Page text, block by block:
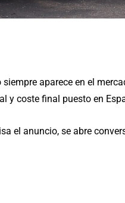
aparece en el
y coste final puesto en
el anuncio, se abre